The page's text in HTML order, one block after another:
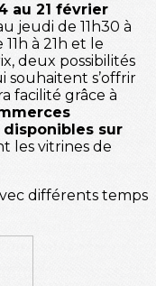
au 21 février
jeudi de 11h30 à
à 21h et le
deux possibilités
souhaitent s’offrir
facilité grâce à
sur
les vitrines de
différents temps